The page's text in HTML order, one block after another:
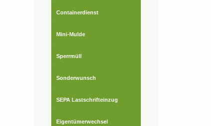
Containerdienst
Mini-Mulde
Sperrmüll
Sonderwunsch
SEPA Lastschrifteinzug
Eigentümerwechsel